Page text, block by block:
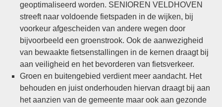
geoptimaliseerd worden. SENIOREN VELDHOVEN
streeft naar voldoende fietspaden in de wijken, bij
voorkeur afgescheiden van andere wegen door
bijvoorbeeld een groenstrook. Ook de aanwezigheid
van bewaakte fietsenstallingen in de kernen draagt bij
aan veiligheid en het bevorderen van fietsverkeer.
Groen en buitengebied verdient meer aandacht. Het
behouden en juist onderhouden hiervan draagt bij aan
het aanzien van de gemeente maar ook aan gezonde